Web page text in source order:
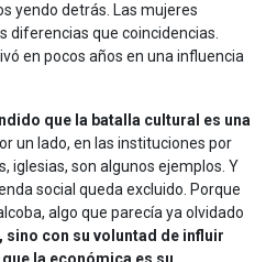
yendo detrás. Las mujeres
diferencias que coincidencias.
en pocos años en una influencia
que la batalla cultural es una
un lado, en las instituciones por
iglesias, son algunos ejemplos. Y
social queda excluido. Porque
algo que parecía ya olvidado
con su voluntad de influir